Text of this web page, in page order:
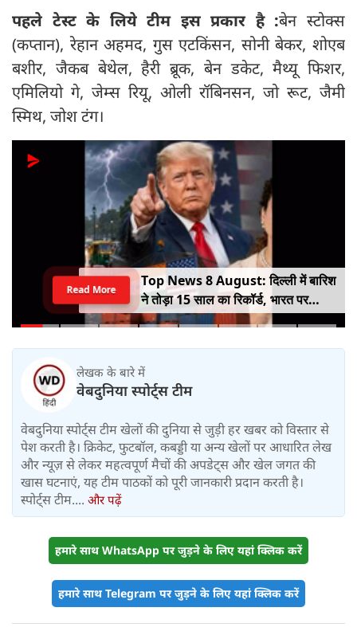
पहले टेस्ट के लिये टीम इस प्रकार है :बेन स्टोक्स
(कप्तान), रेहान अहमद, गुस एटकिंसन, सोनी बेकर, शोएब
बशीर, जैकब बेथेल, हैरी ब्रूक, बेन डकेट, मैथ्यू फिशर,
एमिलियो गे, जेम्स रियू, ओली रॉबिनसन, जो रूट, जैमी
स्मिथ, जोश टंग।
Top News 8 August: दिल्ली में बारिश
ने तोड़ा 15 साल का रिकॉर्ड, भारत पर
100% टैरिफ का खतरा; Gen Z पर कंगना
Read More
लेखक के बारे में
वेबदुनिया स्पोर्ट्स टीम
वेबदुनिया स्पोर्ट्स टीम खेलों की दुनिया से जुड़ी हर खबर को विस्तार से
पेश करती है। क्रिकेट, फुटबॉल, कबड्डी या अन्य खेलों पर आधारित लेख
और न्यूज़ से लेकर महत्वपूर्ण मैचों की अपडेट्स और खेल जगत की
खास घटनाएं, यह टीम पाठकों को पूरी जानकारी प्रदान करती है।
स्पोर्ट्स टीम.... और पढ़ें
हमारे साथ WhatsApp पर जुड़ने के लिए यहां क्लिक करें
हमारे साथ Telegram पर जुड़ने के लिए यहां क्लिक करें